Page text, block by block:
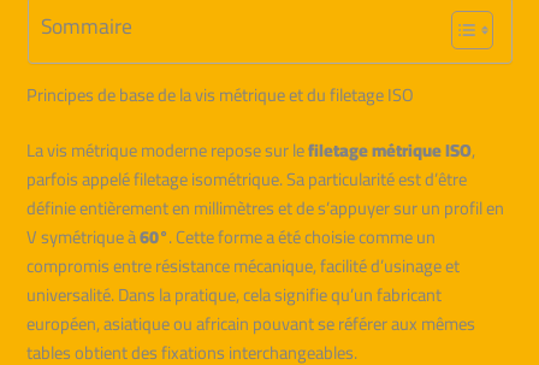
Sommaire
Principes de base de la vis métrique et du filetage ISO
La vis métrique moderne repose sur lefiletage métrique ISO,
parfois appelé filetage isométrique. Sa particularité est d’être
définie entièrement en millimètres et de s’appuyer sur un profil en
V symétrique à60°. Cette forme a été choisie comme un
compromis entre résistance mécanique, facilité d’usinage et
universalité. Dans la pratique, cela signifie qu’un fabricant
européen, asiatique ou africain pouvant se référer aux mêmes
tables obtient des fixations interchangeables.